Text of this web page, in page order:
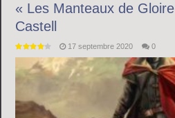
« Les Manteaux de
Castell
17 septembre 2020 0